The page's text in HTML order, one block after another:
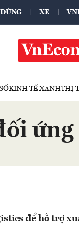
XE
KINH TẾ XANHTHỊ
để hỗ trợ